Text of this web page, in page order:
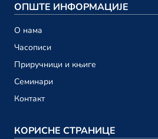
24. новембар
Привредни саветник ТВ 197
03. новембар
ОПШТЕ ИНФОРМАЦИЈЕ
О намa
Часописи
Приручници и књиге
Семинари
Контакт
КОРИСНЕ СТРАНИЦЕ